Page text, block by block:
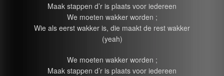
Maak stappen d’r is plaats voor iedereen
We moeten wakker worden ;
Wie als eerst wakker is, die maakt de rest wakker
(yeah)
We moeten wakker worden ;
Maak stappen d’r is plaats voor iedereen